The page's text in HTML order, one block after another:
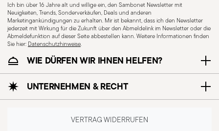
Ich bin über 16 Jahre alt und willige ein, den Sambonet Newsletter mit
Neuigkeiten, Trends, Sonderverkäufen, Deals und anderen
Marketingankündigungen zu erhalten. Mir ist bekannt, dass ich den Newsletter
jederzeit mit Wirkung für die Zukunft über den Abmeldelink im Newsletter oder die
Abmeldefunktion auf dieser Seite abbestellen kann. Weitere Informationen finden
Sie hier: Datenschutzhinweise.
WIE DÜRFEN WIR IHNEN HELFEN?
UNTERNEHMEN & RECHT
VERTRAG WIDERRUFEN